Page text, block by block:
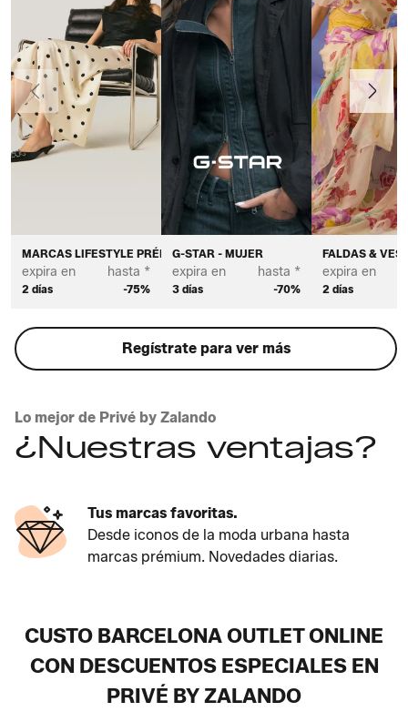
MARCAS LIFESTYLE PRÉMIUM - MUJER
expira en
2 días
hasta *
-75%
G-STAR - MUJER
expira en
3 días
hasta *
-70%
FALDAS &
expira en
2 días
Anteriormente
Regístrate para ver más
Lo mejor de Privé by Zalando
¿Nuestras ventajas?
Tus marcas favoritas.
Desde iconos de la moda urbana hasta
marcas prémium. Novedades diarias.
CUSTO BARCELONA OUTLET ONLINE
CON DESCUENTOS ESPECIALES EN
PRIVÉ BY ZALANDO